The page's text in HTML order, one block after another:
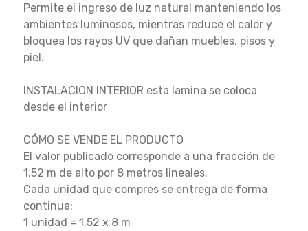
Permite el ingreso de luz natural manteniendo los
ambientes luminosos, mientras reduce el calor y
bloquea los rayos UV que dañan muebles, pisos y
piel.
INSTALACION INTERIOR esta lamina se coloca
desde el interior
CÓMO SE VENDE EL PRODUCTO
El valor publicado corresponde a una fracción de
1.52 m de alto por 8 metros lineales.
Cada unidad que compres se entrega de forma
continua:
1 unidad = 1.52 x 8 m